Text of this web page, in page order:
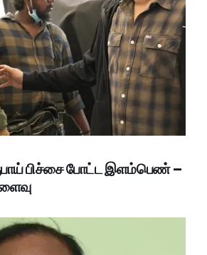
பிச்சை போட்ட இளம்பெண் –